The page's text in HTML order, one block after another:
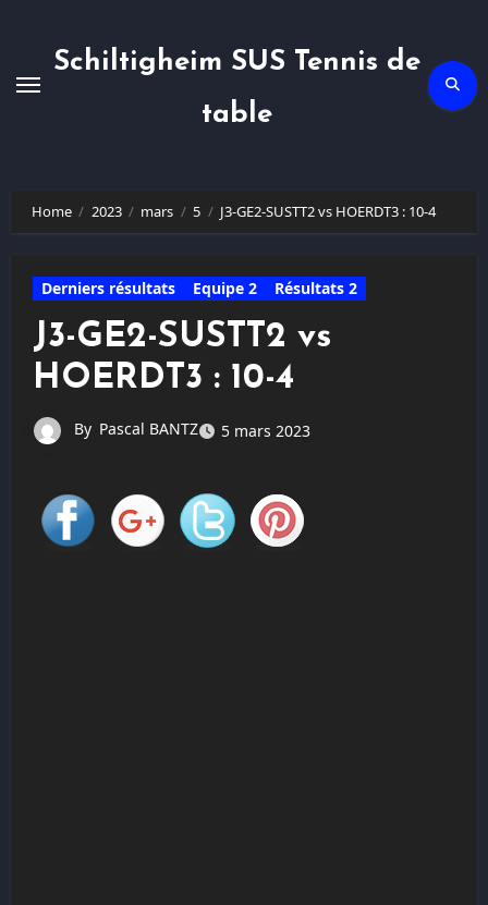
Schiltigheim SUS Tennis de
table
Home 2023 mars 5 J3-GE2-SUSTT2 vs HOERDT3 : 10-4
Derniers résultats Equipe 2 Résultats 2
J3-GE2-SUSTT2 vs
HOERDT3 : 10-4
By Pascal BANTZ 5 mars 2023